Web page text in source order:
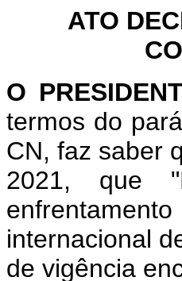
ATO
O
termos do
CN, faz saber
2021, que
internacional
de vigência